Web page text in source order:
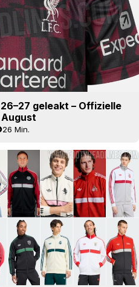
geleakt – Offizielle
August
26 Min.